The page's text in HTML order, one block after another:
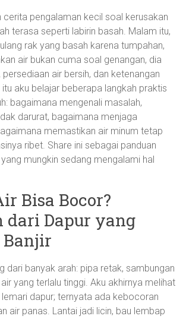
cerita pengalaman kecil soal kerusakan
terasa seperti labirin basah. Malam itu,
rak yang basah karena tumpahan,
air bukan cuma soal genangan, dia
air bersih, dan ketenangan
itu aku belajar beberapa langkah praktis
bagaimana mengenali masalah,
darurat, bagaimana menjaga
memastikan air minum tetap
ribet. Share ini sebagai panduan
mungkin sedang mengalami hal
Bisa Bocor?
dari Dapur yang
dari banyak arah: pipa retak, sambungan
yang terlalu tinggi. Aku akhirnya melihat
lemari dapur; ternyata ada kebocoran
air panas. Lantai jadi licin, bau lembap